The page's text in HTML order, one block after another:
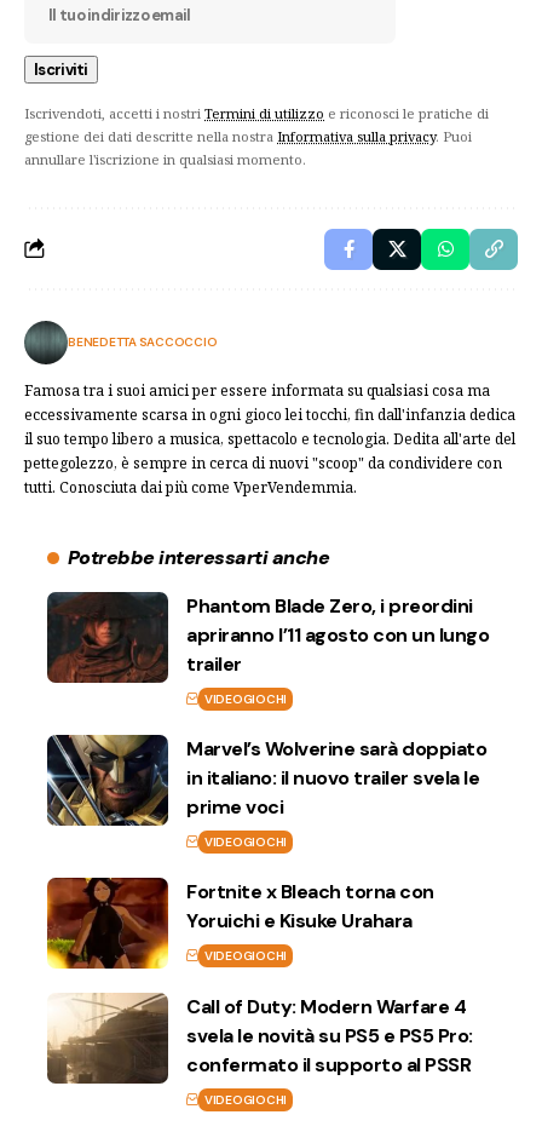
Iscrivendoti, accetti i nostri Termini di utilizzo e riconosci le pratiche di
gestione dei dati descritte nella nostra Informativa sulla privacy. Puoi
annullare l'iscrizione in qualsiasi momento.
BENEDETTA SACCOCCIO
Famosa tra i suoi amici per essere informata su qualsiasi cosa ma
eccessivamente scarsa in ogni gioco lei tocchi, fin dall'infanzia dedica
il suo tempo libero a musica, spettacolo e tecnologia. Dedita all'arte del
pettegolezzo, è sempre in cerca di nuovi "scoop" da condividere con
tutti. Conosciuta dai più come VperVendemmia.
Potrebbe interessarti anche
Phantom Blade Zero, i preordini
apriranno l’11 agosto con un lungo
trailer
VIDEOGIOCHI
Marvel’s Wolverine sarà doppiato
in italiano: il nuovo trailer svela le
prime voci
VIDEOGIOCHI
Fortnite x Bleach torna con
Yoruichi e Kisuke Urahara
VIDEOGIOCHI
Call of Duty: Modern Warfare 4
svela le novità su PS5 e PS5 Pro:
confermato il supporto al PSSR
VIDEOGIOCHI